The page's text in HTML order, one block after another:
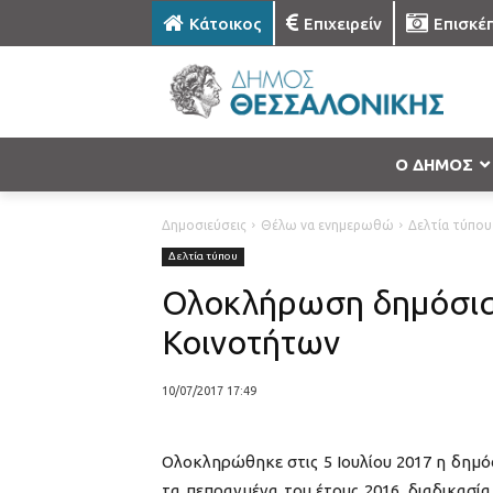
Κάτοικος Επιχειρείν
Ο ΔΗΜΟΣ
Δημοσιεύσεις Θέλω να ενημερωθώ Δελτία τύπου
Δελτία τύπου
Ολοκλήρωση
Κοινοτήτων
10/07/2017 17:49
Ολοκληρώθηκε στις 5 Ιουλίου 2017 η